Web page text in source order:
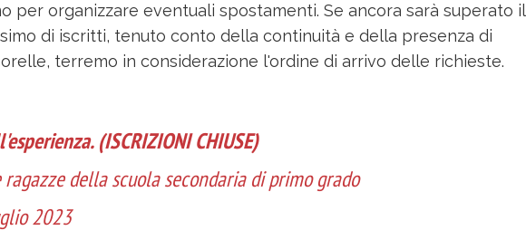
per organizzare eventuali spostamenti. Se ancora sarà superato il
di iscritti, tenuto conto della continuità e della presenza di
terremo in considerazione l'ordine di arrivo delle richieste.
(ISCRIZIONI CHIUSE)
ragazze della scuola secondaria di primo grado
2023